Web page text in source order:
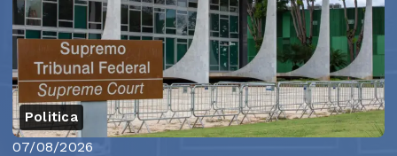
Politica
07/08/2026